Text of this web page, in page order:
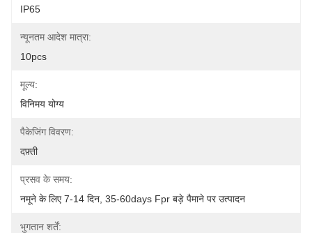
IP65
न्यूनतम आदेश मात्रा:
10pcs
मूल्य:
विनिमय योग्य
पैकेजिंग विवरण:
दफ़्ती
प्रसव के समय:
नमूने के लिए 7-14 दिन, 35-60days Fpr बड़े पैमाने पर उत्पादन
भुगतान शर्तें: